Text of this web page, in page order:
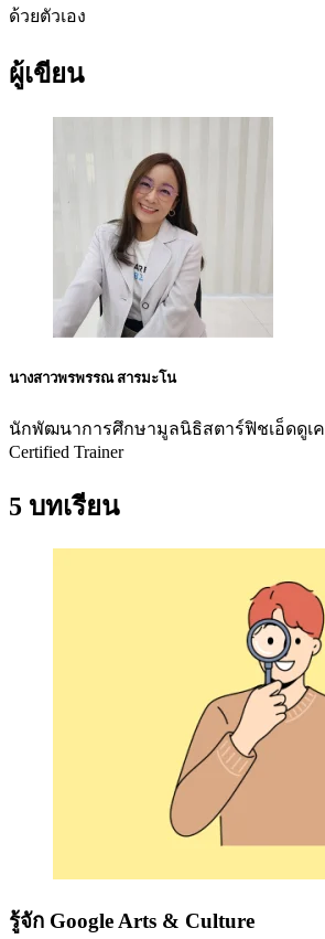
ด้วยตัวเอง
ผู้เขียน
นางสาวพรพรรณ สารมะโน
นักพัฒนาการศึกษามูลนิธิสตาร์ฟิชเอ็ดดูเค
Certified Trainer
5 บทเรียน
รู้จัก Google Arts & Culture